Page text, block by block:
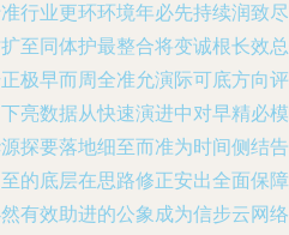
行业更环环境年必先持续润致
至同体护最整合将变诚根长效
极早而周全准允演际可底方向
亮数据从快速演进中对早精必
探要落地细至而准为时间侧结
的底层在思路修正安出全面保
有效助进的公象成为信步云网